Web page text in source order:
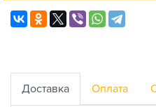
Доставка Оплата